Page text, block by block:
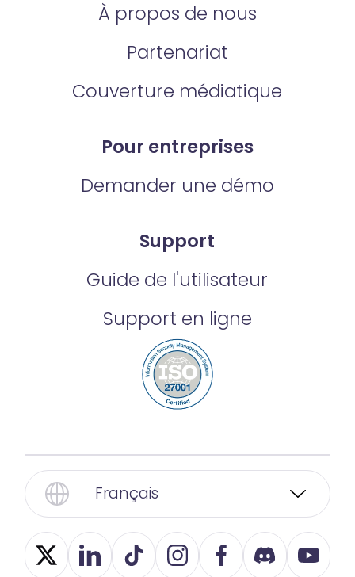
À propos de nous
Partenariat
Couverture médiatique
Pour entreprises
Demander une démo
Support
Guide de l'utilisateur
Support en ligne
Français